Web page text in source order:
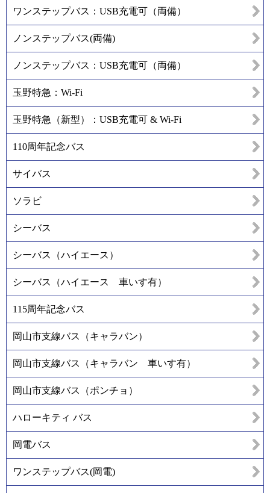
ワンステップバス：USB充電可（両備）
ノンステップバス(両備)
ノンステップバス：USB充電可（両備）
玉野特急：Wi-Fi
玉野特急（新型）：USB充電可 & Wi-Fi
110周年記念バス
サイバス
ソラビ
シーバス
シーバス（ハイエース）
シーバス（ハイエース 車いす有）
115周年記念バス
岡山市支線バス（キャラバン）
岡山市支線バス（キャラバン 車いす有）
岡山市支線バス（ポンチョ）
ハローキティ バス
岡電バス
ワンステップバス(岡電)